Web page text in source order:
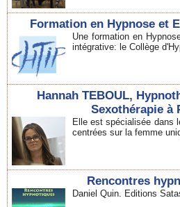
Formation en Hypnose et
Une formation en
intégrative: le Collège
Hannah TEBOUL,
Sexothérapie à
Elle est spécialisée dans
centrées sur la femme
Rencontres
Daniel Quin. Editions